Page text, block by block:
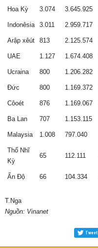
Hoa Kỳ 3.074 3.645.925
Indonêsia 3.011 2.959.717
Arập xêút 813 2.125.574
UAE 1.127 1.674.408
Ucraina 800 1.206.282
Đức 800 1.169.372
Côoét 876 1.169.067
Ba Lan 707 1.153.115
Malaysia 1.008 797.040
Thổ Nhĩ
Kỳ
65 112.111
Ấn Độ 66 104.334
T.Nga
Nguồn: Vinanet
Tweet